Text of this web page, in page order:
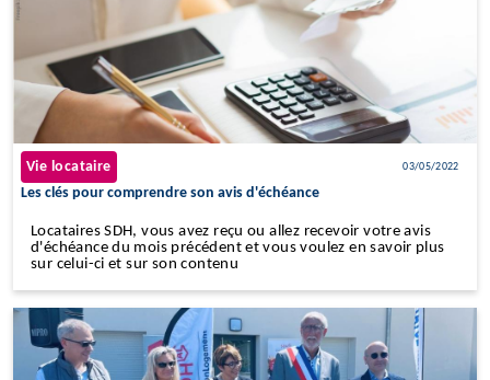
Vie locataire 03/05/2022
Les clés pour comprendre son avis d'échéance
Locataires SDH, vous avez reçu ou allez recevoir votre avis
d'échéance du mois précédent et vous voulez en savoir plus
sur celui-ci et sur son contenu